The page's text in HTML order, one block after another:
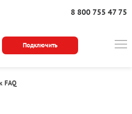
8 800 755 47 75
Подключить
FAQ